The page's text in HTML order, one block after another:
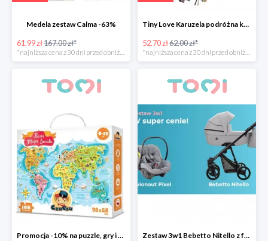
Medela zestaw Calma -63%
61.99 zł167.00 zł*
Tiny Love Karuzela podróżna kompaktowa Pack&Go
52.70 zł62.00 zł*
Promocja -10% na puzzle, gry i karty edukacyjne CzuCzu Zestaw 3w1 Bebetto Nitello z fotelikiem samochodowym Avionaut Pixel taniej